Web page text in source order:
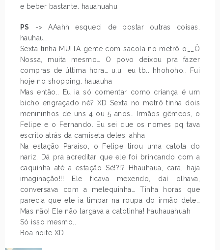
e beber bastante. hauahuahu
PS
-> AAahh esqueci de postar outras coisas.
hauhau…
Sexta tinha MUITA gente com sacola no metrô o__Ô
Nossa, muita mesmo… O povo deixou pra fazer
compras de última hora… u.u” eu tb.. hhohoho.. Fui
hoje no shopping. hauauha
Mas então.. Eu ia só comentar como criança é um
bicho engraçado né? XD Sexta no metrô tinha dois
menininhos de uns 4 ou 5 anos.. Irmãos gêmeos, o
Felipe e o Fernando. Eu sei que os nomes pq tava
escrito atrás da camiseta deles. ahha
Na estação Paraíso, o Felipe tirou uma catota do
nariz. Dá pra acreditar que ele foi brincando com a
caquinha até a estação Sé!?!? Hhauhaua, cara, haja
imaginação!!! Ele ficava mexendo, daí olhava,
conversava com a melequinha… Tinha horas que
parecia que ele ia limpar na roupa do irmão dele…
Mas não! Ele não largava a catotinha! hauhauahuah
Só isso mesmo..
Boa noite XD